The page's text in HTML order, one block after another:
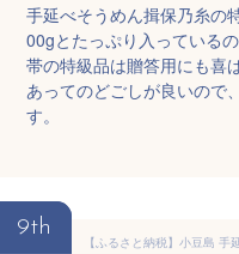
手延べそうめん揖保乃糸の
00gとたっぷり入っている
帯の特級品は贈答用にも喜
あってのどごしが良いので
す。
9th